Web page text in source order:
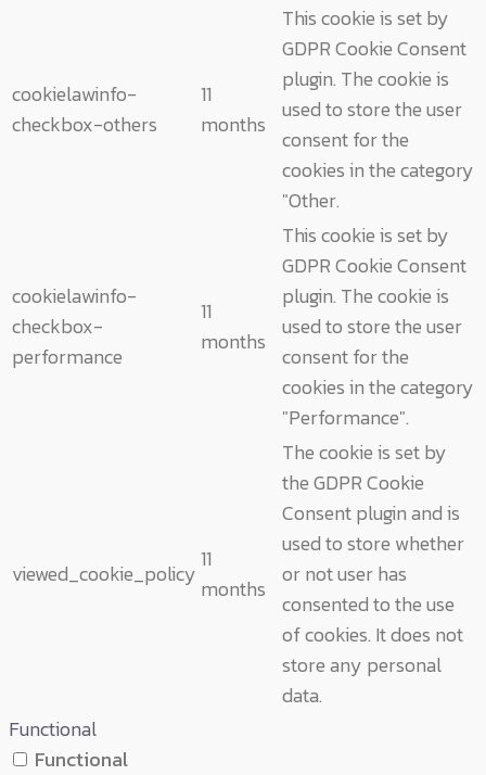
cookielawinfo-
checkbox-others
11
months
This cookie is set by
GDPR Cookie Consent
plugin. The cookie is
used to store the user
consent for the
cookies in the category
"Other.
cookielawinfo-
checkbox-
performance
11
months
This cookie is set by
GDPR Cookie Consent
plugin. The cookie is
used to store the user
consent for the
cookies in the category
"Performance".
viewed_cookie_policy
11
months
The cookie is set by
the GDPR Cookie
Consent plugin and is
used to store whether
or not user has
consented to the use
of cookies. It does not
store any personal
data.
Functional
Functional